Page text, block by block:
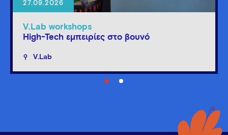
27.09.2026
V.Lab workshops
High-Tech εμπειρίες στο βουνό
V.Lab